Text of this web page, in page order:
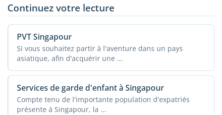
Continuez votre lecture
PVT Singapour
Si vous souhaitez partir à l'aventure dans un pays
asiatique, afin d'acquérir une ...
Services de garde d'enfant à Singapour
Compte tenu de l'importante population d'expatriés
présente à Singapour, la ...